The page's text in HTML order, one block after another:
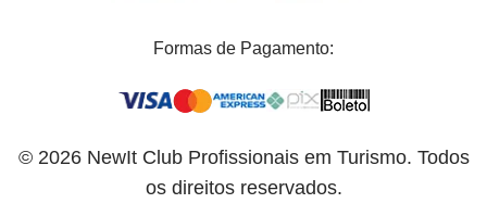
Formas de Pagamento:
© 2026 NewIt Club Profissionais em Turismo. Todos
os direitos reservados.